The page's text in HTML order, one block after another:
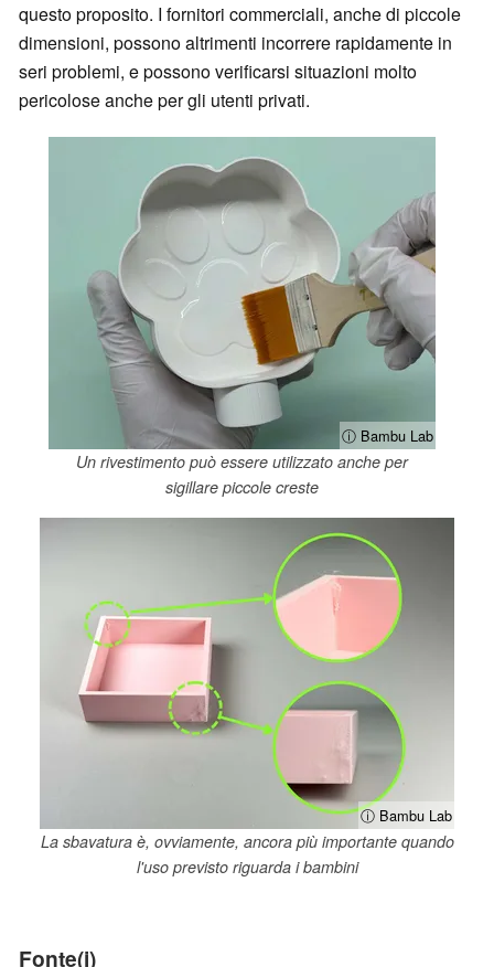
questo proposito. I fornitori commerciali, anche di piccole
dimensioni, possono altrimenti incorrere rapidamente in
seri problemi, e possono verificarsi situazioni molto
pericolose anche per gli utenti privati.
ⓘ Bambu Lab
Un rivestimento può essere utilizzato anche per
sigillare piccole creste
ⓘ Bambu Lab
La sbavatura è, ovviamente, ancora più importante quando
l'uso previsto riguarda i bambini
Fonte(i)